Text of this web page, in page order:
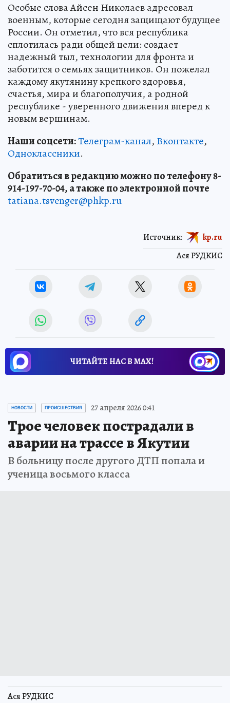
Особые слова Айсен Николаев адресовал
военным, которые сегодня защищают будущее
России. Он отметил, что вся республика
сплотилась ради общей цели: создает
надежный тыл, технологии для фронта и
заботится о семьях защитников. Он пожелал
каждому якутянину крепкого здоровья,
счастья, мира и благополучия, а родной
республике - уверенного движения вперед к
новым вершинам.
Наши соцсети:Телеграм-канал, Вконтакте,
Одноклассники.
Обратиться в редакцию можно по телефону 8-
914-197-70-04, а также по электронной почте
tatiana.tsvenger@phkp.ru
Ася РУДКИС
Источник: kp.ru
ЧИТАЙТЕ НАС В МАХ!
НОВОСТИ ПРОИСШЕСТВИЯ 27 апреля 2026 0:41
Трое человек пострадали в
аварии на трассе в Якутии
В больницу после другого ДТП попала и
ученица восьмого класса
Ася РУДКИС